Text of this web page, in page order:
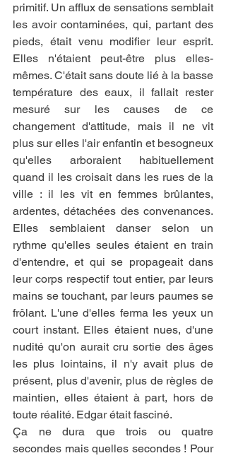
primitif. Un afflux de sensations semblait
les avoir contaminées, qui, partant des
pieds, était venu modifier leur esprit.
Elles n'étaient peut-être plus elles-
mêmes. C'était sans doute lié à la basse
température des eaux, il fallait rester
mesuré sur les causes de ce
changement d'attitude, mais il ne vit
plus sur elles l'air enfantin et besogneux
qu'elles arboraient habituellement
quand il les croisait dans les rues de la
ville : il les vit en femmes brûlantes,
ardentes, détachées des convenances.
Elles semblaient danser selon un
rythme qu'elles seules étaient en train
d'entendre, et qui se propageait dans
leur corps respectif tout entier, par leurs
mains se touchant, par leurs paumes se
frôlant. L'une d'elles ferma les yeux un
court instant. Elles étaient nues, d'une
nudité qu'on aurait cru sortie des âges
les plus lointains, il n'y avait plus de
présent, plus d'avenir, plus de règles de
maintien, elles étaient à part, hors de
toute réalité. Edgar était fasciné.
Ça ne dura que trois ou quatre
secondes mais quelles secondes ! Pour